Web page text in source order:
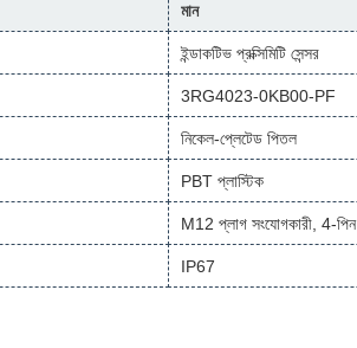
মান
ইন্ডাকটিভ প্রক্সিমিটি সেন্সর
3RG4023-0KB00-PF
নিকেল-প্লেটেড পিতল
PBT প্লাস্টিক
M12 প্লাগ সংযোগকারী, 4-পিন
IP67